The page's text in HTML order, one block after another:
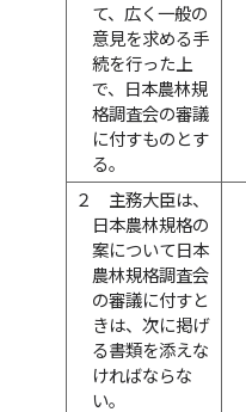
て、広く一般の
意見を求める手
続を行った上
で、日本農林規
格調査会の審議
に付すものとす
る。
２
主務大臣は、
日本農林規格の
案について日本
農林規格調査会
の審議に付すと
きは、次に掲げ
る書類を添えな
ければならな
い。